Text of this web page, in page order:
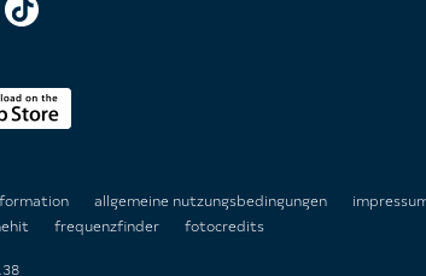
allgemeine nutzungsbedingungen
frequenzfinder fotocredits